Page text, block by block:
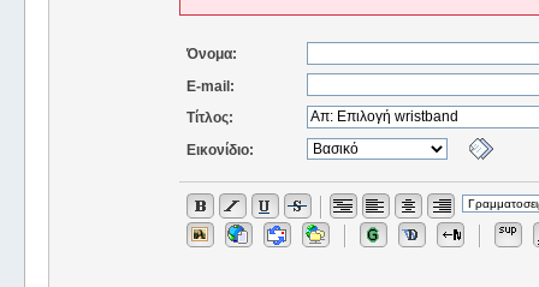
Όνομα:
E-mail:
Τίτλος:
Εικονίδιο: